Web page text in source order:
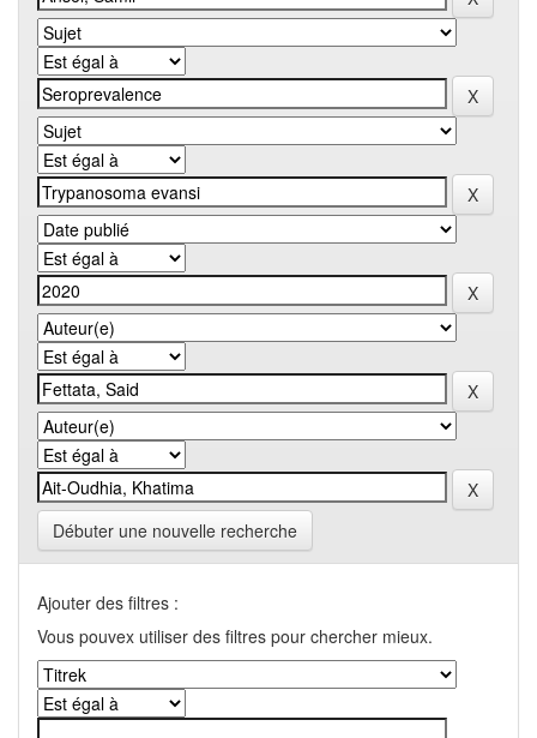
Débuter une nouvelle recherche
Ajouter des filtres :
Vous pouvex utiliser des filtres pour chercher mieux.